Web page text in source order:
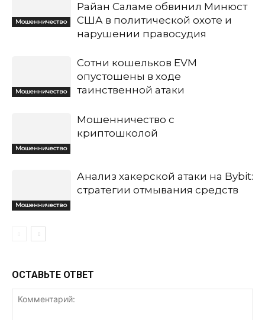
Мошенничество
Райан Саламе обвинил Минюст
США в политической охоте и
нарушении правосудия
Мошенничество
Сотни кошельков EVM
опустошены в ходе
таинственной атаки
Мошенничество
Мошенничество с
криптошколой
Мошенничество
Анализ хакерской атаки на Bybit:
стратегии отмывания средств
ОСТАВЬТЕ ОТВЕТ